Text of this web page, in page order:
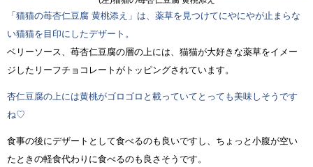
「猫猫の苺杏仁豆腐 黄桃添え」は、薬草を見つけてにやにやが止まらな
い猫猫を目印にしたデザート。
ベリーソース、苺杏仁豆腐の層の上には、猫猫が大好きな薬草をイメー
ジしたリーフチョコレートがトッピングされています。
杏仁豆腐の上には黄桃がゴロゴロと載っていてとっても美味しそうです
ね♡
食事の後にデザートとして食べるのも良いですし、ちょっと小腹が空い
たときの軽食代わりに食べるのも良さそうです。